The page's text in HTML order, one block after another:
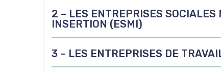
2 – LES ENTREPRISES SOCIALES
INSERTION (ESMI)
3 – LES ENTREPRISES DE